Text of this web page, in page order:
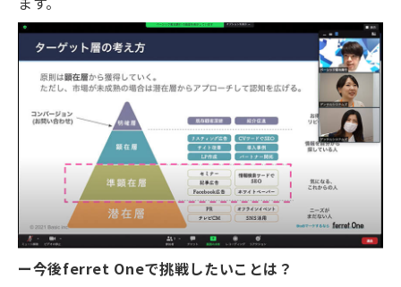
ー今後ferret Oneで挑戦したいことは？